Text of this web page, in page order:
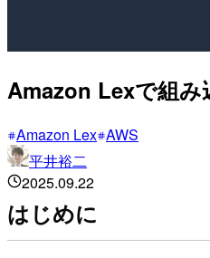
Amazon Lexで組み
Amazon Lex AWS
平井裕二
2025.09.22
はじめに